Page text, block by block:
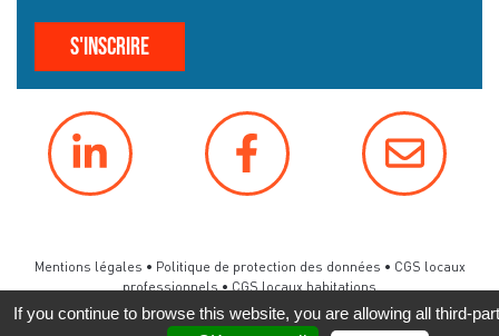
S'inscrire
Mentions légales • Politique de protection des données • CGS locaux
professionnels • CGS locaux habitations
Développement et hébergement
Altitude Création
CréationStudio Bleu-Nacré
If you continue to browse this website, you are allowing all third-